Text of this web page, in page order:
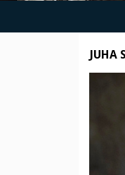
JUHA